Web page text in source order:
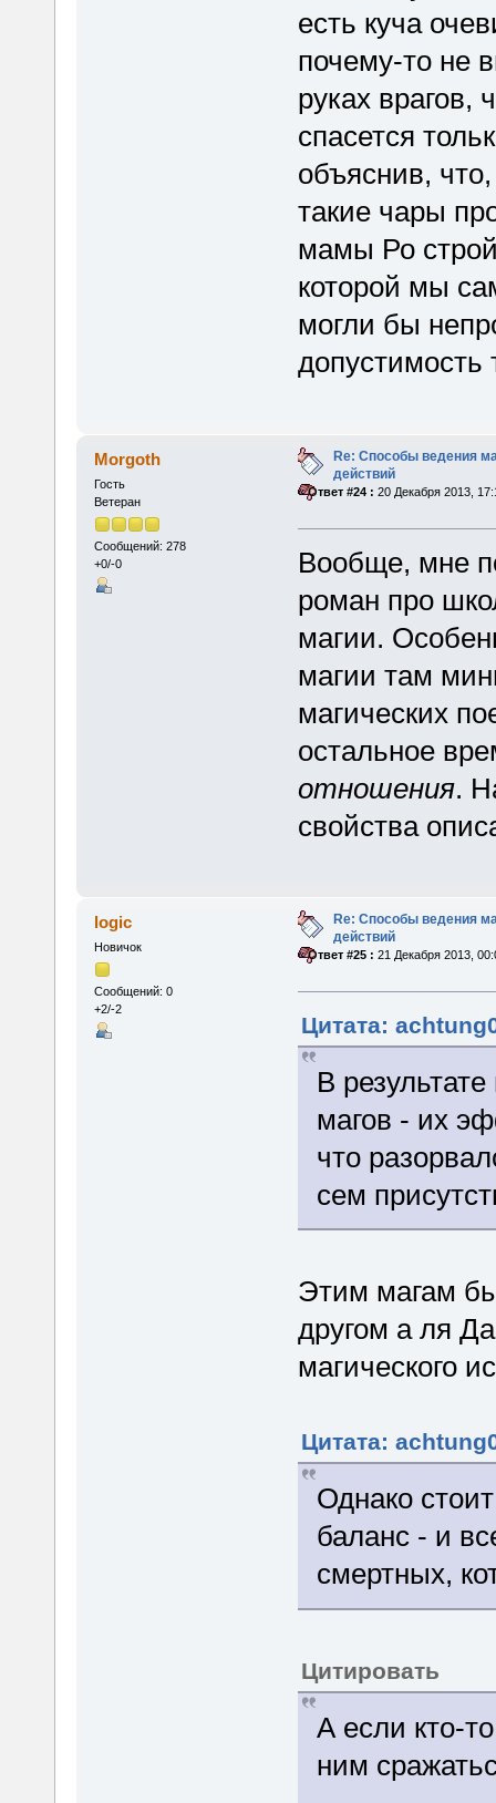
есть куча
почему-то не
руках врагов,
спасется
объяснив,
такие чары
мамы Ро
которой мы
могли бы
Morgoth
Гость
Ветеран
Сообщений: 278
+0/-0
Re: Способы ведения
действий
«Ответ #24 : 20 Декабря 2013,
Вообще, мне
роман про
магии.
магии там
магических
остальное
отношения.
свойства
logic
Новичок
Сообщений: 0
+2/-2
Re: Способы ведения
действий
«Ответ #25 : 21 Декабря 2013,
Цитата:
В
магов - их
что
сем
Этим магам
другом а ля
магического
Цитата:
Однако
баланс - и
смертных,
Цитировать
А если кто-
ним